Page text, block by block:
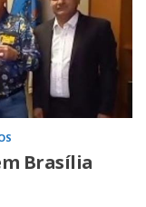
Brasília